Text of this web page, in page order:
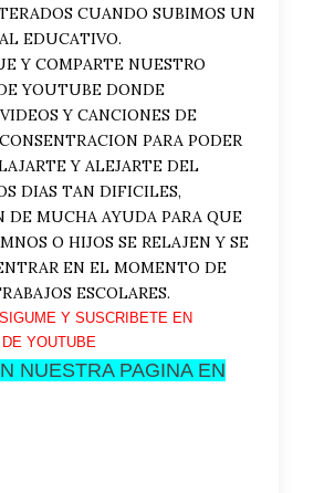
CUANDO SUBIMOS UN
EDUCATIVO.
Y COMPARTE NUESTRO
YOUTUBE DONDE
Y CANCIONES DE
PARA PODER
Y ALEJARTE DEL
DIAS TAN DIFICILES,
DE MUCHA AYUDA PARA QUE
O HIJOS SE RELAJEN Y SE
EN EL MOMENTO DE
ESCOLARES.
Y SUSCRIBETE EN
YOUTUBE
NUESTRA PAGINA EN